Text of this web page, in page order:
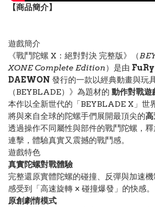
【商品簡介】
遊戲簡介
《戰鬥陀螺 X：絕對對決 完整版》（
XONE Complete Edition）是由
DAEWON 發行的一款以經典動畫與玩
（BEYBLADE）》為題材的 動作對戰遊
本作以全新世代的「BEYBLADE X」世
將與來自全球的陀螺手們展開最頂尖的
透過操作不同屬性與部件的戰鬥陀螺，
連擊，體驗真實又震撼的戰鬥感。
遊戲特色
真實陀螺對戰體驗
完整還原實體陀螺的碰撞、反彈與加速
感受到「高速旋轉 × 碰撞爆發」的快感。
原創劇情模式